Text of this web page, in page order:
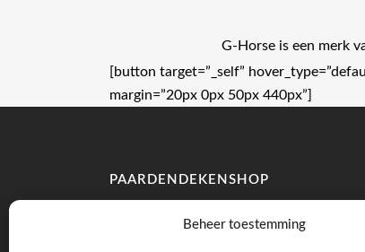
Beheer toestemming
G-Horse is een merk
[button target=”_self”
margin=”20px 0px 50px 440px”]
PAARDENDEKENSHOP
Fahrenheitstraat 6c